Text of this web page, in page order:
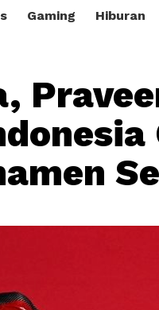
Gaming Hiburan